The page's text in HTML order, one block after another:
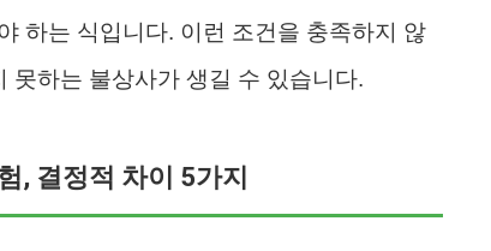
하는 식입니다. 이런 조건을 충족하지 않
못하는 불상사가 생길 수 있습니다.
, 결정적 차이 5가지